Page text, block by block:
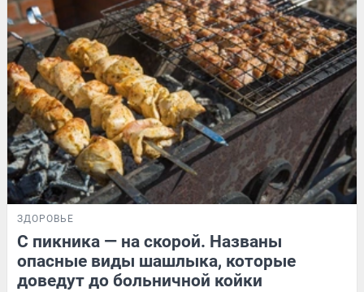
ЗДОРОВЬЕ
С пикника — на скорой. Названы
опасные виды шашлыка, которые
доведут до больничной койки